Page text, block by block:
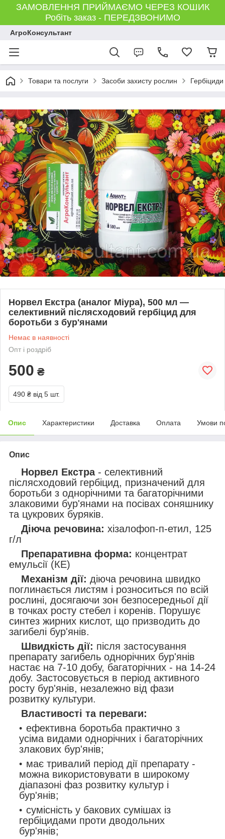
ЗАМОВЛЕННЯ ПРИЙМАЄМО ЧЕРЕЗ КОШИК
Робіть заказ - ПЕРЕДЗВОНИМО
АгроКонсультант
Товари та послуги Засоби захисту рослин Гербіциди
Норвел Екстра (аналог Міура), 500 мл —
селективний післясходовий гербіцид для
боротьби з бур'янами
Немає в наявності
Опт і роздріб
500 ₴
490 ₴ від 5 шт.
Опис Характеристики Доставка Оплата Умови
Опис
Норвел Екстра- селективний
післясходовий гербіцид, призначений для
боротьби з однорічними та багаторічними
злаковими бур'янами на посівах соняшнику
та цукрових буряків.
Діюча речовина: хізалофоп-п-етил, 125
г/л
Препаративна форма: концентрат
емульсії (КЕ)
Механізм дії: діюча речовина швидко
поглинається листям і розноситься по всій
рослині, досягаючи зон безпосередньої дії
в точках росту стебел і коренів. Порушує
синтез жирних кислот, що призводить до
загибелі бур'янів.
Швидкість дії: після застосування
препарату загибель однорічних бур'янів
настає на 7-10 добу, багаторічних - на 14-24
добу. Застосовується в період активного
росту бур'янів, незалежно від фази
розвитку культури.
Властивості та переваги:
ефективна боротьба практично з
усіма видами однорічних і багаторічних
злакових бур'янів;
має тривалий період дії препарату -
можна використовувати в широкому
діапазоні фаз розвитку культур і
бур'янів;
сумісність у бакових сумішах із
гербіцидами проти дводольних
бур'янів;